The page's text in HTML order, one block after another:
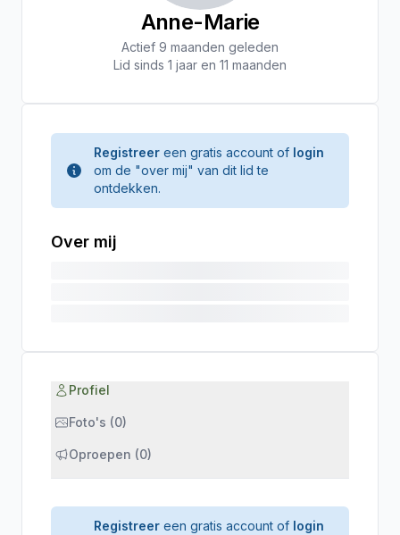
Anne-Marie
Actief 9 maanden geleden
Lid sinds 1 jaar en 11 maanden
Registreer een gratis account of login
om de "over mij" van dit lid te
ontdekken.
Over mij
Profiel
Foto's (0)
Oproepen (0)
Registreer een gratis account of login